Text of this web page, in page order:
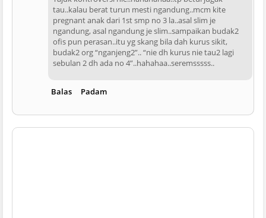
tau..kalau berat turun mesti ngandung..mcm kite
pregnant anak dari 1st smp no 3 la..asal slim je
ngandung, asal ngandung je slim..sampaikan budak2
ofis pun perasan..itu yg skang bila dah kurus sikit,
budak2 org “nganjeng2”.. “nie dh kurus nie tau2 lagi
sebulan 2 dh ada no 4”..hahahaa..seremsssss..
Balas Padam